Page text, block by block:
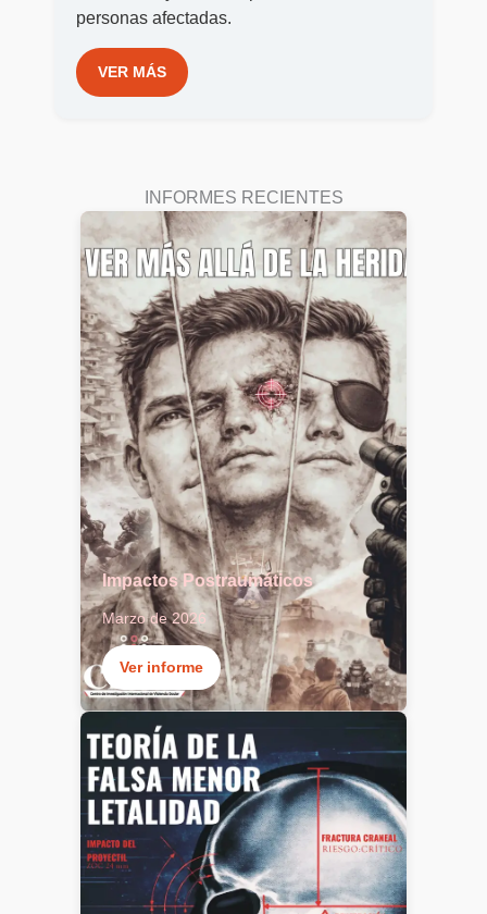
personas afectadas.
VER MÁS
INFORMES RECIENTES
Impactos Postraumáticos
Marzo de 2026
Ver informe